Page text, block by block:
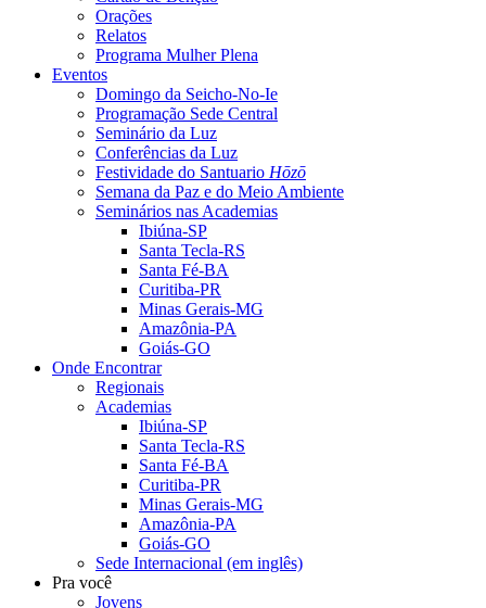
Orações
Relatos
Programa Mulher Plena
Eventos
Domingo da Seicho-No-Ie
Programação Sede Central
Seminário da Luz
Conferências da Luz
Festividade do Santuario Hōzō
Semana da Paz e do Meio Ambiente
Seminários nas Academias
Ibiúna-SP
Santa Tecla-RS
Santa Fé-BA
Curitiba-PR
Minas Gerais-MG
Amazônia-PA
Goiás-GO
Onde Encontrar
Regionais
Academias
Ibiúna-SP
Santa Tecla-RS
Santa Fé-BA
Curitiba-PR
Minas Gerais-MG
Amazônia-PA
Goiás-GO
Sede Internacional (em inglês)
Pra você
Jovens